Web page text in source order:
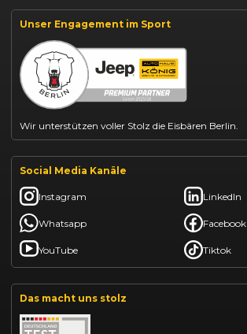
Suzuki Swift finanzieren
BYD Dolphin finanzieren
Kia Ceed finanzieren
Kia Sportage leasen
Mazda CX-30 finanzieren
Citroën C3 leasen
Unser Engagement im Sport
Wir unterstützen voller Stolz die Eisbären Berlin.
Social Media Kanäle
Instagram LinkedIn
Whatsapp Facebook
YouTube Tiktok
Das macht uns stolz